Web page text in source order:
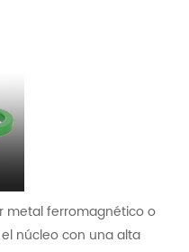
metal ferromagnético o
núcleo con una alta